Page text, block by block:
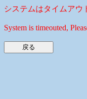
システムはタイムアウ
System is timeouted,